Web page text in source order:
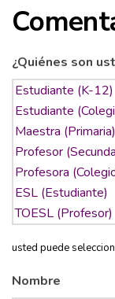
¿Quiénes son
usted puede
Nombre